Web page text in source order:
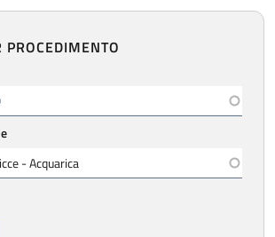
PROCEDIMENTO